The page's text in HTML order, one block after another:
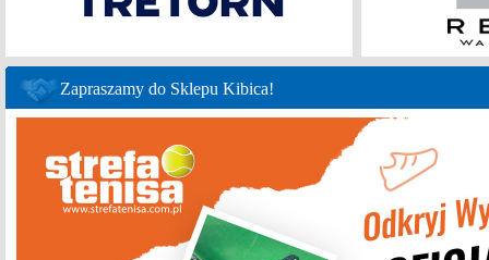
Zapraszamy do Sklepu Kibica!